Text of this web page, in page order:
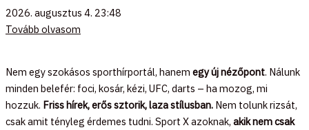
2026. augusztus 4. 23:48
Tovább olvasom
Nem egy szokásos sporthírportál, hanem egy új nézőpont. Nálunk
minden belefér: foci, kosár, kézi, UFC, darts – ha mozog, mi
hozzuk. Friss hírek, erős sztorik, laza stílusban. Nem tolunk rizsát,
csak amit tényleg érdemes tudni. Sport X azoknak, akik nem csak